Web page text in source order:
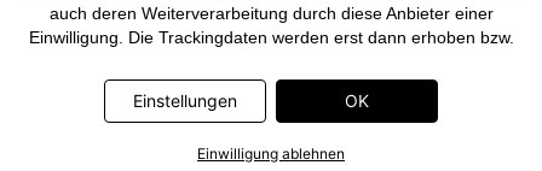
auch deren Weiterverarbeitung durch diese Anbieter einer
Einwilligung. Die Trackingdaten werden erst dann erhoben bzw.
auf den in dem Banner auf bonprix.de wiedergebenden Button
„OK” klickst. Bei den Partnern handelt es sich um die folgenden
Limited, Pinterest Europe Limited, Microsoft Ireland Operations
Einstellungen OK
Einwilligung ablehnen